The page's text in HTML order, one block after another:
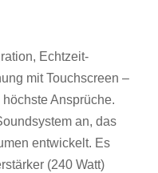
Echtzeit-
mit Touchscreen –
Ansprüche.
an, das
entwickelt. Es
(240 Watt)